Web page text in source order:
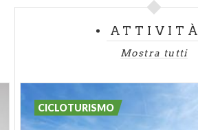
ATTIVITÀ
Mostra tutti
CICLOTURISMO